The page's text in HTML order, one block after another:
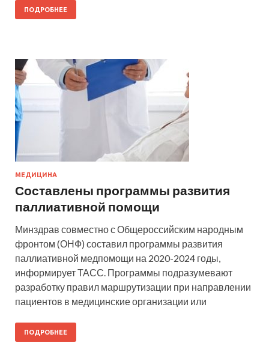
ПОДРОБНЕЕ
МЕДИЦИНА
Составлены программы развития
паллиативной помощи
Минздрав совместно с Общероссийским народным
фронтом (ОНФ) составил программы развития
паллиативной медпомощи на 2020-2024 годы,
информирует ТАСС. Программы подразумевают
разработку правил маршрутизации при направлении
пациентов в медицинские организации или
ПОДРОБНЕЕ